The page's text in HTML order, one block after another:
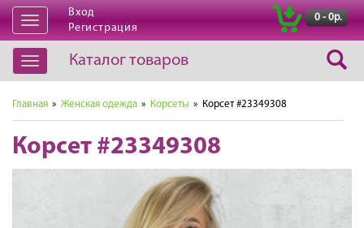
Открыть
навигацию
Вход
Регистрация
0 - 0р.
Открыть
навигацию
Каталог товаров
Главная » Женская одежда » Корсеты » Корсет #23349308
Корсет #23349308